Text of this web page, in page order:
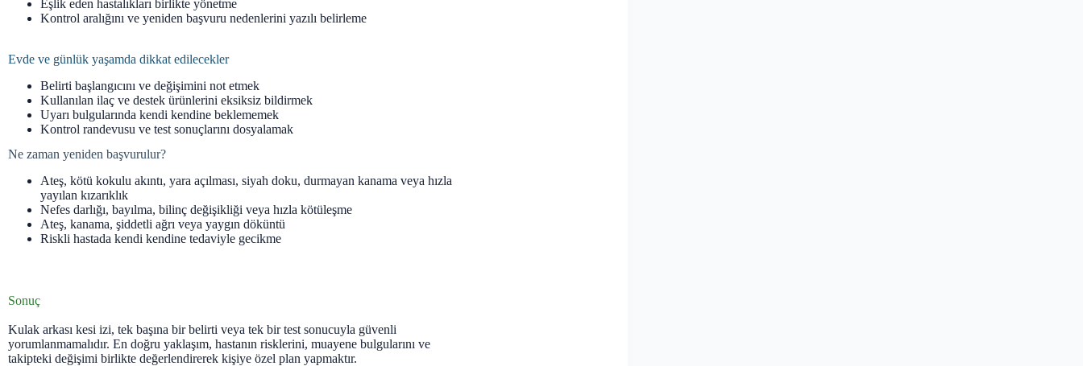
Eşlik eden hastalıkları birlikte yönetme
Kontrol aralığını ve yeniden başvuru nedenlerini yazılı belirleme
Evde ve günlük yaşamda dikkat edilecekler
Belirti başlangıcını ve değişimini not etmek
Kullanılan ilaç ve destek ürünlerini eksiksiz bildirmek
Uyarı bulgularında kendi kendine beklememek
Kontrol randevusu ve test sonuçlarını dosyalamak
Ne zaman yeniden başvurulur?
Ateş, kötü kokulu akıntı, yara açılması, siyah doku, durmayan kanama veya hızla
yayılan kızarıklık
Nefes darlığı, bayılma, bilinç değişikliği veya hızla kötüleşme
Ateş, kanama, şiddetli ağrı veya yaygın döküntü
Riskli hastada kendi kendine tedaviyle gecikme
Sonuç
Kulak arkası kesi izi, tek başına bir belirti veya tek bir test sonucuyla güvenli
yorumlanmamalıdır. En doğru yaklaşım, hastanın risklerini, muayene bulgularını ve
takipteki değişimi birlikte değerlendirerek kişiye özel plan yapmaktır.